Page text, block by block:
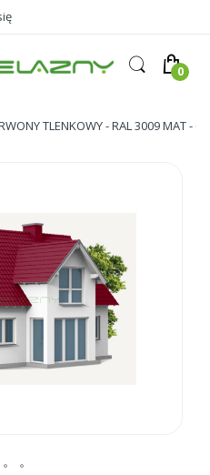
TLENKOWY - RAL 3009 MAT -